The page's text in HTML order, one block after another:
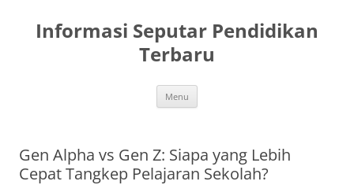
content
Informasi Seputar Pendidikan
Terbaru
Menu
Gen Alpha vs Gen Z: Siapa yang Lebih
Cepat Tangkep Pelajaran Sekolah?